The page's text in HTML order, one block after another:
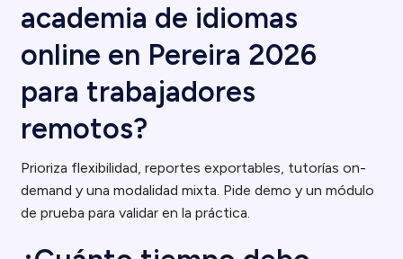
academia de idiomas
online en Pereira 2026
para trabajadores
remotos?
Prioriza flexibilidad, reportes exportables, tutorías on-
demand y una modalidad mixta. Pide demo y un módulo
de prueba para validar en la práctica.